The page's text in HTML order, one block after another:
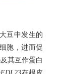
豆中发生的
胞，进而促
其互作蛋白